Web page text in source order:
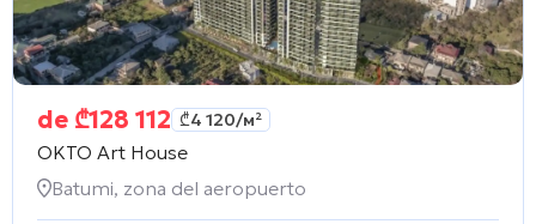
de ₾128 112 ₾4 120/м²
OKTO Art House
Batumi, zona del aeropuerto